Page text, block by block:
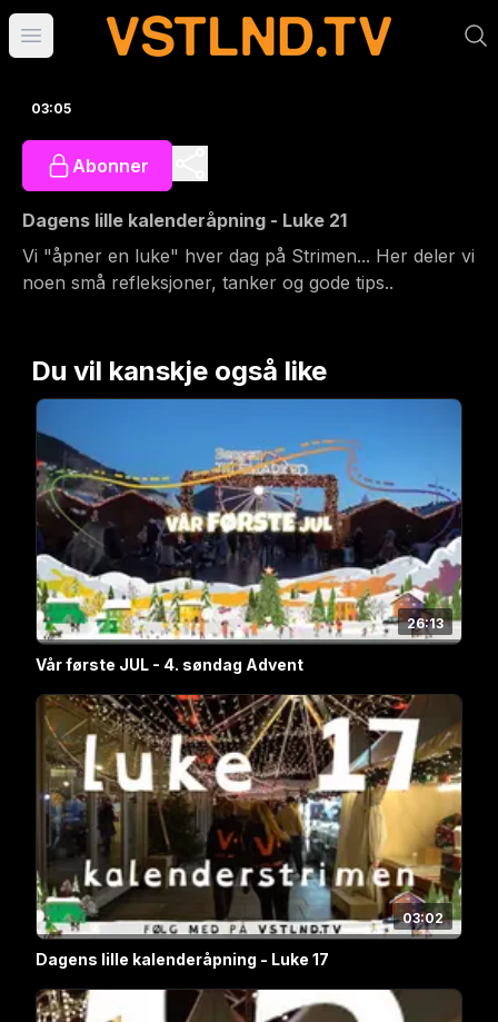
Åpne hovedmeny
03:05
Abonner
Dagens lille kalenderåpning - Luke 21
Vi "åpner en luke" hver dag på Strimen... Her deler vi
noen små refleksjoner, tanker og gode tips..
Du vil kanskje også like
26:13
Vår første JUL - 4. søndag Advent
03:02
Dagens lille kalenderåpning - Luke 17